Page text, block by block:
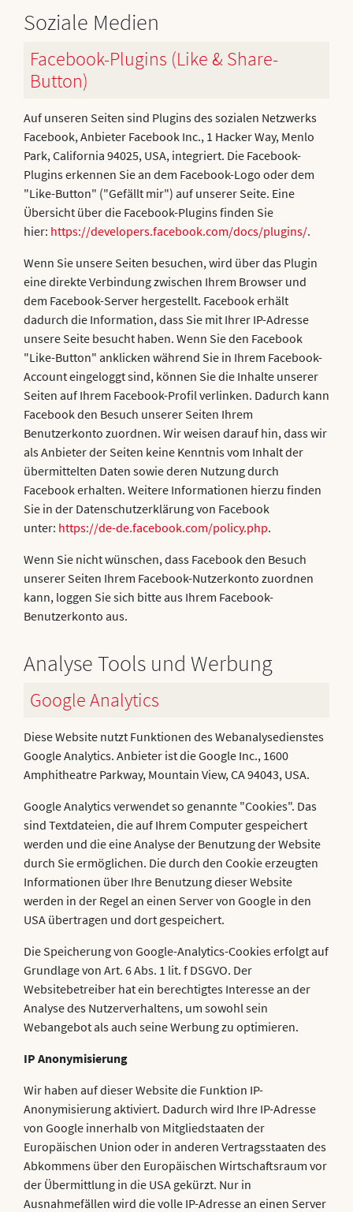
Soziale Medien
Facebook-Plugins (Like & Share-
Button)
Auf unseren Seiten sind Plugins des sozialen Netzwerks
Facebook, Anbieter Facebook Inc., 1 Hacker Way, Menlo
Park, California 94025, USA, integriert. Die Facebook-
Plugins erkennen Sie an dem Facebook-Logo oder dem
"Like-Button" ("Gefällt mir") auf unserer Seite. Eine
Übersicht über die Facebook-Plugins finden Sie
hier: https://developers.facebook.com/docs/plugins/.
Wenn Sie unsere Seiten besuchen, wird über das Plugin
eine direkte Verbindung zwischen Ihrem Browser und
dem Facebook-Server hergestellt. Facebook erhält
dadurch die Information, dass Sie mit Ihrer IP-Adresse
unsere Seite besucht haben. Wenn Sie den Facebook
"Like-Button" anklicken während Sie in Ihrem Facebook-
Account eingeloggt sind, können Sie die Inhalte unserer
Seiten auf Ihrem Facebook-Profil verlinken. Dadurch kann
Facebook den Besuch unserer Seiten Ihrem
Benutzerkonto zuordnen. Wir weisen darauf hin, dass wir
als Anbieter der Seiten keine Kenntnis vom Inhalt der
übermittelten Daten sowie deren Nutzung durch
Facebook erhalten. Weitere Informationen hierzu finden
Sie in der Datenschutzerklärung von Facebook
unter: https://de-de.facebook.com/policy.php.
Wenn Sie nicht wünschen, dass Facebook den Besuch
unserer Seiten Ihrem Facebook-Nutzerkonto zuordnen
kann, loggen Sie sich bitte aus Ihrem Facebook-
Benutzerkonto aus.
Analyse Tools und Werbung
Google Analytics
Diese Website nutzt Funktionen des Webanalysedienstes
Google Analytics. Anbieter ist die Google Inc., 1600
Amphitheatre Parkway, Mountain View, CA 94043, USA.
Google Analytics verwendet so genannte "Cookies". Das
sind Textdateien, die auf Ihrem Computer gespeichert
werden und die eine Analyse der Benutzung der Website
durch Sie ermöglichen. Die durch den Cookie erzeugten
Informationen über Ihre Benutzung dieser Website
werden in der Regel an einen Server von Google in den
USA übertragen und dort gespeichert.
Die Speicherung von Google-Analytics-Cookies erfolgt auf
Grundlage von Art. 6 Abs. 1 lit. f DSGVO. Der
Websitebetreiber hat ein berechtigtes Interesse an der
Analyse des Nutzerverhaltens, um sowohl sein
Webangebot als auch seine Werbung zu optimieren.
IP Anonymisierung
Wir haben auf dieser Website die Funktion IP-
Anonymisierung aktiviert. Dadurch wird Ihre IP-Adresse
von Google innerhalb von Mitgliedstaaten der
Europäischen Union oder in anderen Vertragsstaaten des
Abkommens über den Europäischen Wirtschaftsraum vor
der Übermittlung in die USA gekürzt. Nur in
Ausnahmefällen wird die volle IP-Adresse an einen Server